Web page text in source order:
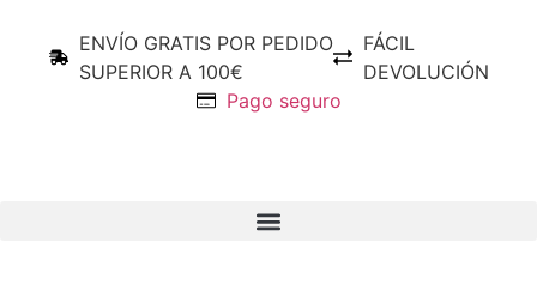
ENVÍO GRATIS POR PEDIDO
SUPERIOR A 100€
FÁCIL
DEVOLUCIÓN
Pago seguro